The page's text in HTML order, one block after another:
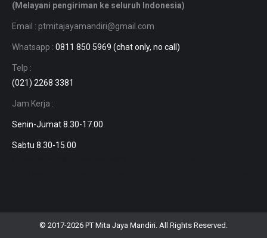
(Melayani pengiriman ke seluruh Indonesia)
Email : ptmitajayamandiri@gmail.com
Whatsapp : 0811 850 5969 (chat only, no call)
Telp :
(021) 2268 3381
Jam Kerja :
Senin-Jumat 8.30-17.00
Sabtu 8.30-15.00
© 2017-2026 PT Mita Jaya Mandiri. All Rights Reserved.